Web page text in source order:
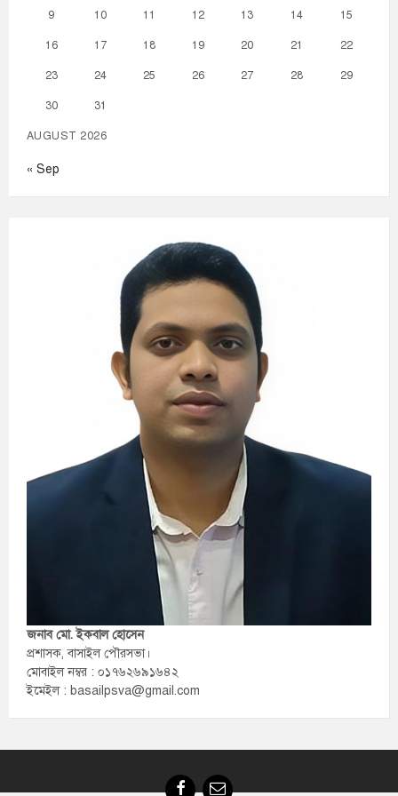
AUGUST 2026
9 10 11 12 13 14 15
16 17 18 19 20 21 22
23 24 25 26 27 28 29
30 31
« Sep
জনাব মো. ইকবাল হোসেন
প্রশাসক, বাসাইল পৌরসভা।
মোবাইল নম্বর : ০১৭৬২৬৯১৬৪২
ইমেইল : basailpsva@gmail.com
FacebookEmail